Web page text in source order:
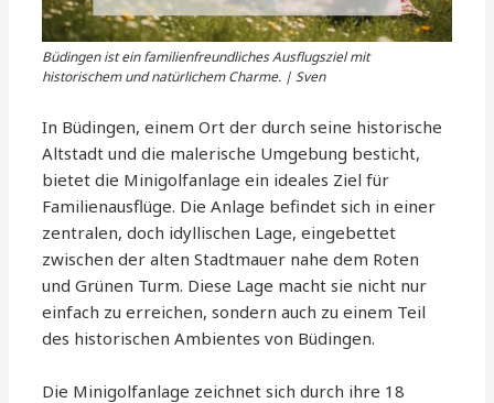
Büdingen ist ein familienfreundliches Ausflugsziel mit
historischem und natürlichem Charme. | Sven
In Büdingen, einem Ort der durch seine historische
Altstadt und die malerische Umgebung besticht,
bietet die Minigolfanlage ein ideales Ziel für
Familienausflüge. Die Anlage befindet sich in einer
zentralen, doch idyllischen Lage, eingebettet
zwischen der alten Stadtmauer nahe dem Roten
und Grünen Turm. Diese Lage macht sie nicht nur
einfach zu erreichen, sondern auch zu einem Teil
des historischen Ambientes von Büdingen.
Die Minigolfanlage zeichnet sich durch ihre 18